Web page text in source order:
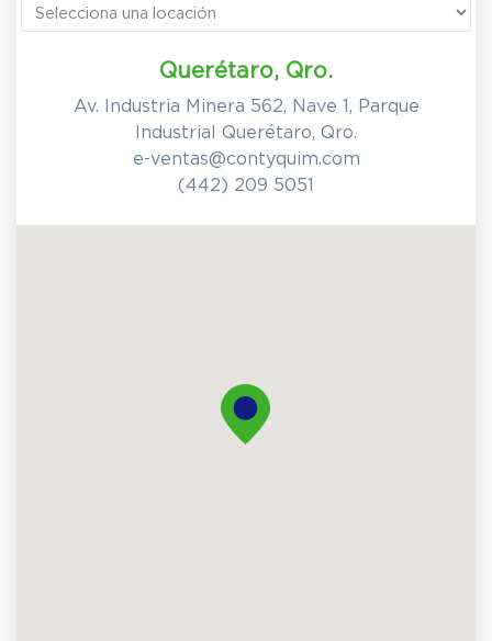
Querétaro, Qro.
Av. Industria Minera 562, Nave 1, Parque
Industrial Querétaro, Qro.
e-ventas@contyquim.com
(442) 209 5051